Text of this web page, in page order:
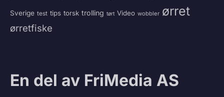
Sverige test tips torsk trolling tørt Video wobbler ørret
ørretfiske
En del av FriMedia AS